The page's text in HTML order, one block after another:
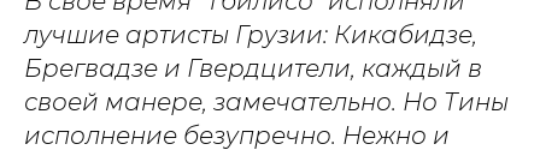
лучшие артисты Грузии: Кикабидзе,
Брегвадзе и Гвердцители, каждый в
своей манере, замечательно. Но Тины
исполнение безупречно. Нежно и